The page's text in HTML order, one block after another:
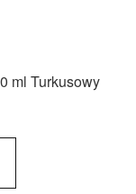
ml Turkusowy